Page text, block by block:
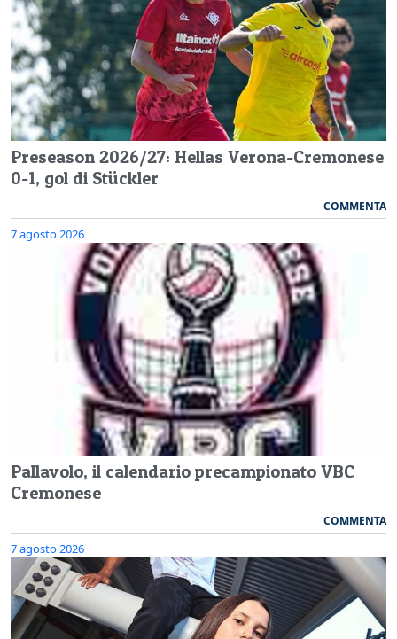
Preseason 2026/27: Hellas Verona-Cremonese
0-1, gol di Stückler
COMMENTA
7 agosto 2026
Pallavolo, il calendario precampionato VBC
Cremonese
COMMENTA
7 agosto 2026